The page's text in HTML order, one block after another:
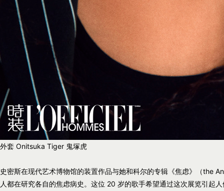
外套 Onitsuka Tiger 鬼塚虎
史密斯在现代艺术博物馆的装置作品与她和科尔的专辑《焦虑》（the
人都在研究各自的焦虑病史。这位 20 岁的歌手希望通过这次展览引起